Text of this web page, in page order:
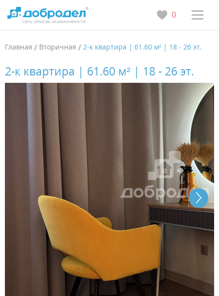
0
Главная / Вторичная / 2-к квартира | 61.60 м² | 18 - 26 эт.
2-к квартира | 61.60 м² | 18 - 26 эт.